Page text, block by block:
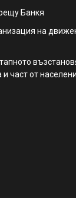
Банкя
на
част от